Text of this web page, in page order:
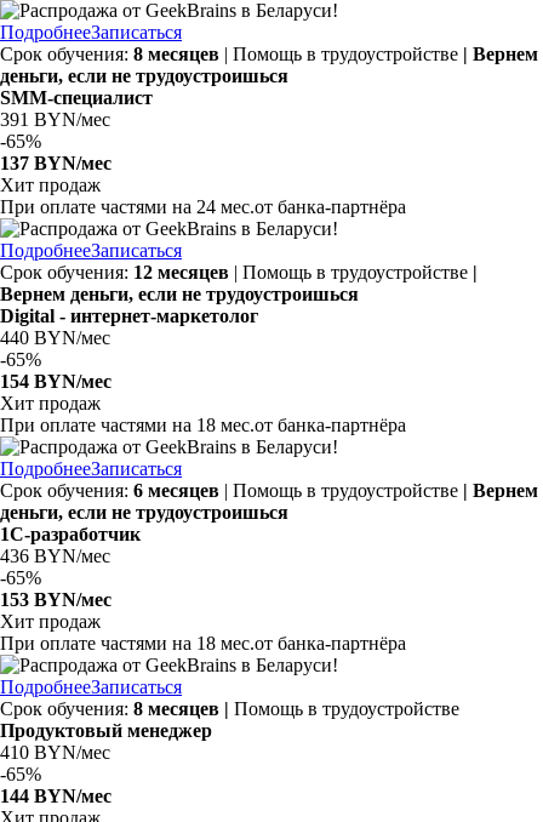
ПодробнееЗаписаться
Срок обучения: 8 месяцев | Помощь в трудоустройстве | Вернем
деньги, если не трудоустроишься
SMM-специалист
391 BYN/мес
-65%
137 BYN/мес
Хит продаж
При оплате частями на 24 мес.от банка-партнёра
ПодробнееЗаписаться
Срок обучения: 12 месяцев | Помощь в трудоустройстве |
Вернем деньги, если не трудоустроишься
Digital - интернет-маркетолог
440 BYN/мес
-65%
154 BYN/мес
Хит продаж
При оплате частями на 18 мес.от банка-партнёра
ПодробнееЗаписаться
Срок обучения: 6 месяцев | Помощь в трудоустройстве | Вернем
деньги, если не трудоустроишься
1С-разработчик
436 BYN/мес
-65%
153 BYN/мес
Хит продаж
При оплате частями на 18 мес.от банка-партнёра
ПодробнееЗаписаться
Срок обучения: 8 месяцев | Помощь в трудоустройстве
Продуктовый менеджер
410 BYN/мес
-65%
144 BYN/мес
Хит продаж